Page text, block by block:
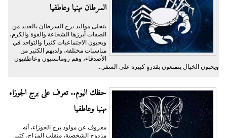
السرطان مهنيا وعاطفيا
يتحلى مواليد برج السرطان بالعديد من
الصفات أبرزها الشجاعة والقوة والكرم،
ويحبون الاجتماعيات كثيرا والتواجد في
مناسبات مختلفة، ولديهم الكثير من
الأصدقاء، وهم رومانسيون وعاطفيون
ويحبون الخيال يتمتعون بقدرةٍ كبيرة على السفر...
حظك اليوم.. تعرف على برج الجوزاء
مهنيا وعاطفيا
معروف عن مولود برج الجوزاء، أنه
مزدوج الشخصية، متقلب المزاج، كثير